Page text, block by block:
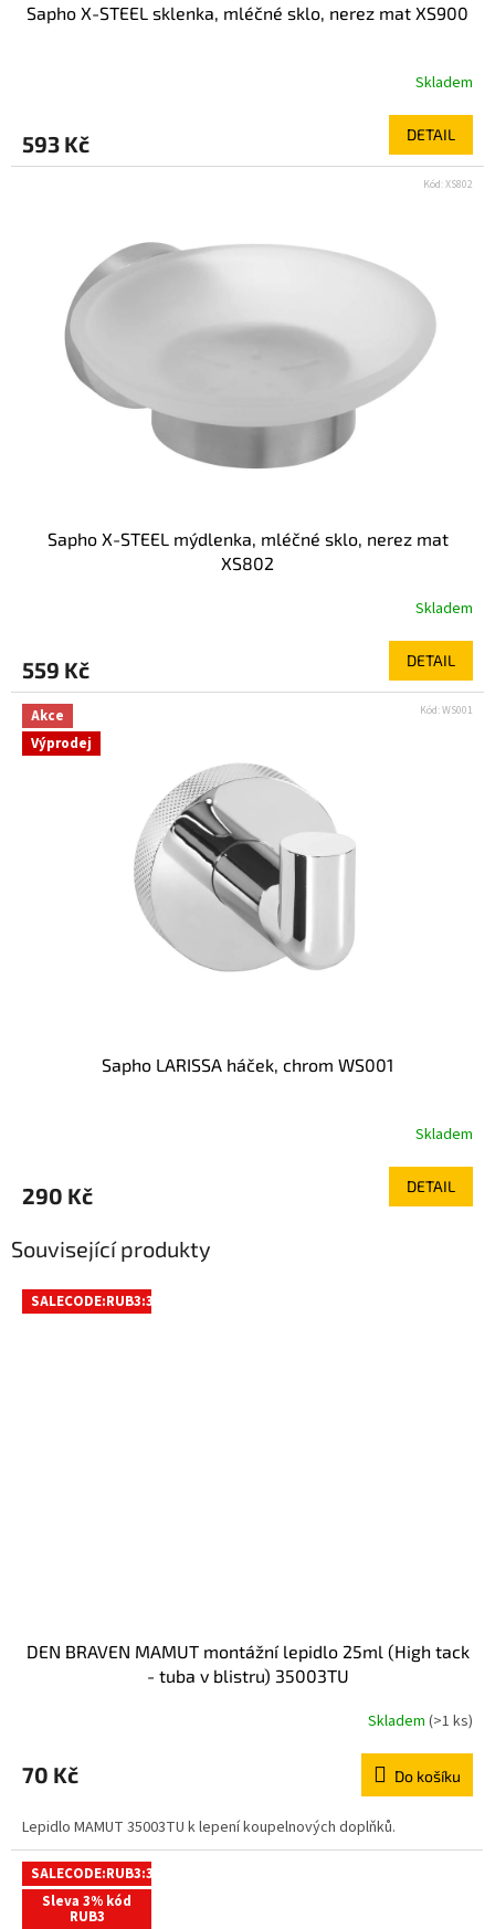
Související produkty
SALECODE:RUB3:3:%
DEN BRAVEN MAMUT montážní lepidlo 25ml (High tack
- tuba v blistru) 35003TU
Skladem (>1 ks)
70 Kč Do košíku
Lepidlo MAMUT 35003TU k lepení koupelnových doplňků.
SALECODE:RUB3:3:%
Sleva 3% kód
RUB3
Sapho X-STEEL sklenka, mléčné sklo, nerez mat XS900
Skladem
593 Kč DETAIL
Sapho X-STEEL mýdlenka, mléčné sklo, nerez mat
XS802
Skladem
559 Kč DETAIL
Kód:XS802
Akce
Výprodej
Sapho LARISSA háček, chrom WS001
Skladem
290 Kč DETAIL
Kód:WS001